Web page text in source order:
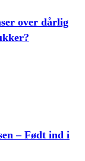
over dårlig
– Født ind i